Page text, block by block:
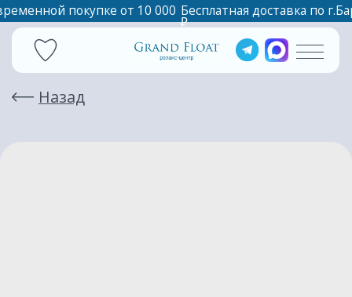
Бесплатная доставка по г.Барнаул при
₽
покупке от 10 000
Назад